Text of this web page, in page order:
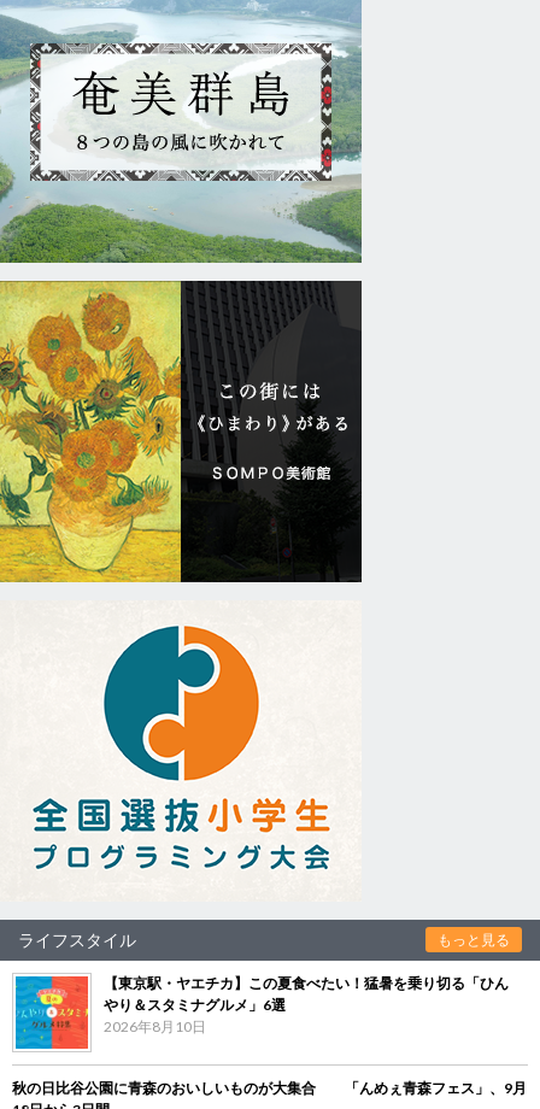
ライフスタイル もっと見る
【東京駅・ヤエチカ】この夏食べたい！猛暑を乗り切る「ひん
やり＆スタミナグルメ」6選
2026年8月10日
秋の日比谷公園に青森のおいしいものが大集合 「んめぇ青森フェス」、9月